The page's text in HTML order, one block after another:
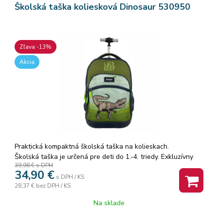
Školská taška koliesková Dinosaur 530950
Zľava -13%
Akcia
Praktická kompaktná školská taška na kolieskach.
Školská taška je určená pre deti do 1.-4. triedy. Exkluzívny
batoh môžu vaše deti nosiť do školy alebo na voľný čas.
Hmotnosť tašky je 1,8 kg a objem 36 l.
má dve veľké vrecká uzatvárateľné zipsom a ďalšie na
39,98 €s DPH
34,90 € s DPH / KS
28,37 € bez DPH / KS
Na sklade